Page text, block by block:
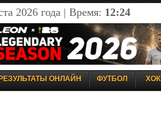
2026 года | Время: 12:24
РЕЗУЛЬТАТЫ ОНЛАЙН ФУТБОЛ